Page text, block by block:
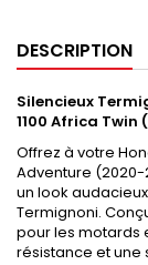
DESCRIPTION
Silencieux
1100 Africa
Offrez à votre
Adventure
un look
Termignoni.
pour les motards
résistance et